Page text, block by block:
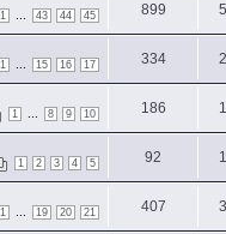
1 43 44 45 899
1 15 16 17 334
1 8 9 10 186
1 2 3 4 5 92
1 19 20 21 407